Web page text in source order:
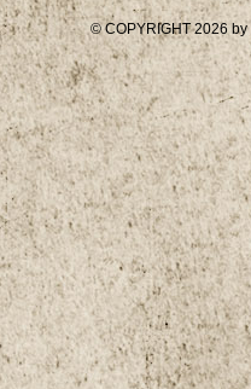
© COPYRIGHT 2026